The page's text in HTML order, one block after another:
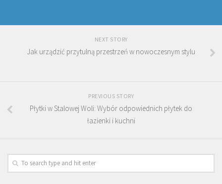
NEXT STORY
Jak urządzić przytulną przestrzeń w nowoczesnym stylu
PREVIOUS STORY
Płytki w Stalowej Woli: Wybór odpowiednich płytek do
łazienki i kuchni